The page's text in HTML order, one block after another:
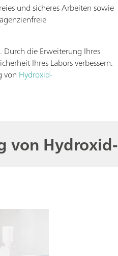
und sicheres Arbeiten sowie
die Erweiterung Ihres
Ihres Labors verbessern.
von Hydroxid-
von Hydroxid-